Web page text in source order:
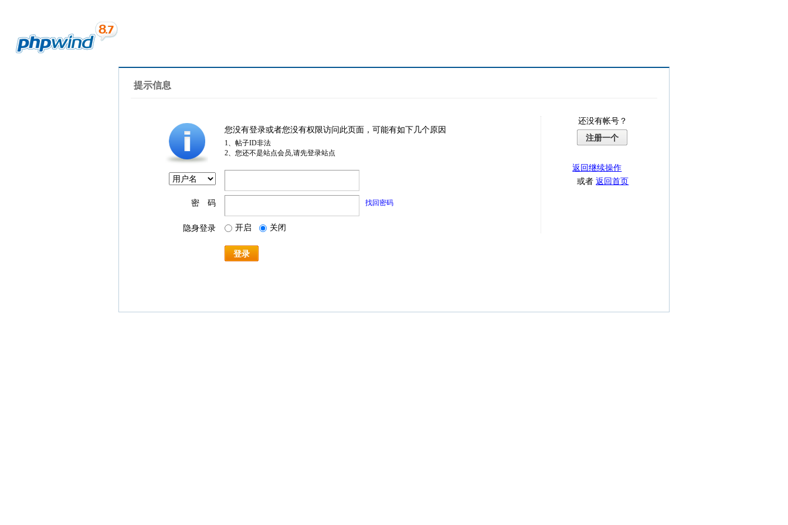
提示信息
您没有登录或者您没有权限访问此页面，可能有如下几个原因
1、帖子ID非法
2、您还不是站点会员,请先登录站点
密 码 找回密码
隐身登录 开启 关闭
登录
还没有帐号？
注册一个
返回继续操作
或者返回首页